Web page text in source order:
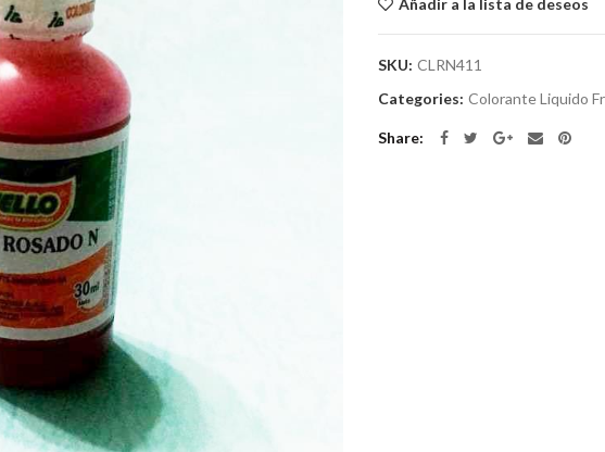
SKU: CLRN411
Categories: Colorante Liquido
Share